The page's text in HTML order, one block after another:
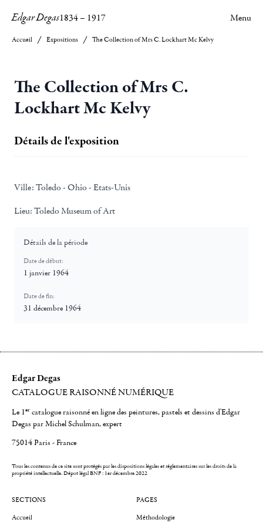
Edgar Degas1834– 1917 Menu
Accueil Expositions The Collection of Mrs C. Lockhart Mc Kelvy
The Collection of Mrs C.
Lockhart Mc Kelvy
Détails de l'exposition
Ville: Toledo - Ohio - Etats-Unis
Lieu: Toledo Museum of Art
Détails de la période
Date de début:
1 janvier 1964
Date de fin:
31 décembre 1964
Edgar Degas
CATALOGUE RAISONNÉ NUMÉRIQUE
Le 1er catalogue raisonné en ligne des peintures, pastels et dessins d'Edgar
Degas par Michel Schulman, expert
75014 Paris - France
Tous les contenus de ce site sont protégés par les dispositions légales et réglementaires sur les droits de la
propriété intellectuelle.Dépot légal BNF : 1er décembre 2022
SECTIONS
Accueil
PAGES
Méthodologie